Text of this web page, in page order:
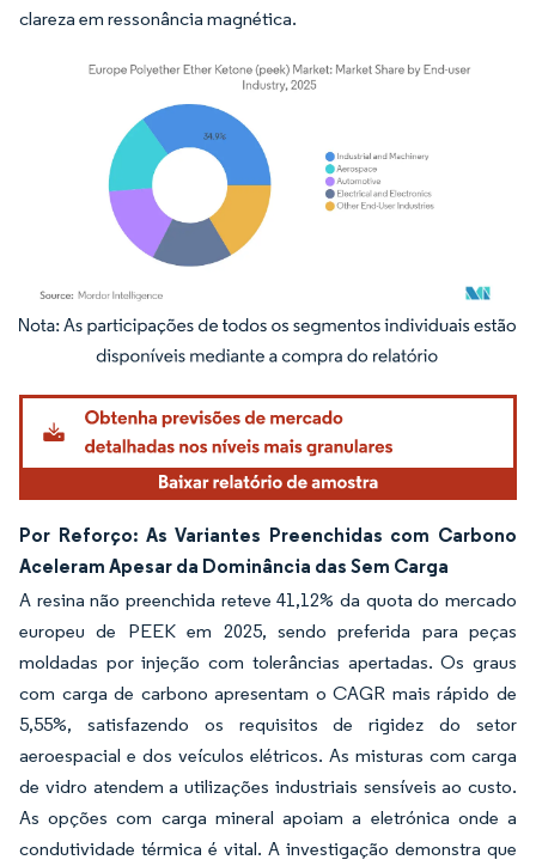
clareza em ressonância magnética.
Imagem © Mordor Intelligence. O reuso requer atribuição conforme CC BY 4.0.
Por Reforço: As Variantes Preenchidas com Carbono
Aceleram Apesar da Dominância das Sem Carga
A resina não preenchida reteve 41,12% da quota do mercado
europeu de PEEK em 2025, sendo preferida para peças
moldadas por injeção com tolerâncias apertadas. Os graus
com carga de carbono apresentam o CAGR mais rápido de
5,55%, satisfazendo os requisitos de rigidez do setor
aeroespacial e dos veículos elétricos. As misturas com carga
de vidro atendem a utilizações industriais sensíveis ao custo.
As opções com carga mineral apoiam a eletrónica onde a
condutividade térmica é vital. A investigação demonstra que